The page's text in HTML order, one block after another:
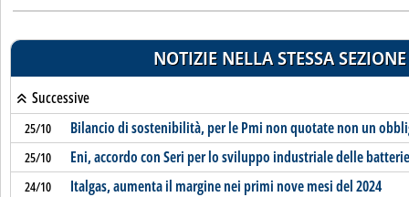
NOTIZIE NELLA STESSA SEZIONE
Successive
25/10 Bilancio di sostenibilità, per le Pmi non quotate non un
25/10 Eni, accordo con Seri per lo sviluppo industriale delle batterie
24/10 Italgas, aumenta il margine nei primi nove mesi del 2024